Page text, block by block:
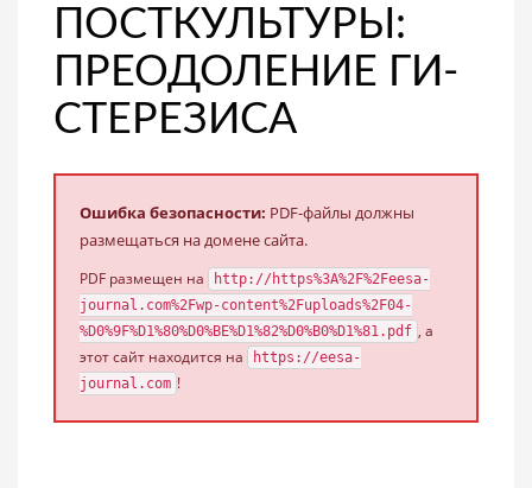
ПОСТКУЛЬТУРЫ:
ПРЕОДОЛЕНИЕ ГИ-
СТЕРЕЗИСА
Ошибка безопасности: PDF-файлы должны
размещаться на домене сайта.
PDF размещен на
http://https%3A%2F%2Feesa-
journal.com%2Fwp-content%2Fuploads%2F04-
%D0%9F%D1%80%D0%BE%D1%82%D0%B0%D1%81.pdf
, а
этот сайт находится на
https://eesa-
journal.com !